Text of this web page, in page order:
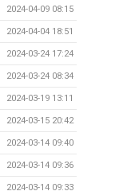
2024-04-09 08:15
2024-04-04 18:51
2024-03-24 17:24
2024-03-24 08:34
2024-03-19 13:11
2024-03-15 20:42
2024-03-14 09:40
2024-03-14 09:36
2024-03-14 09:33